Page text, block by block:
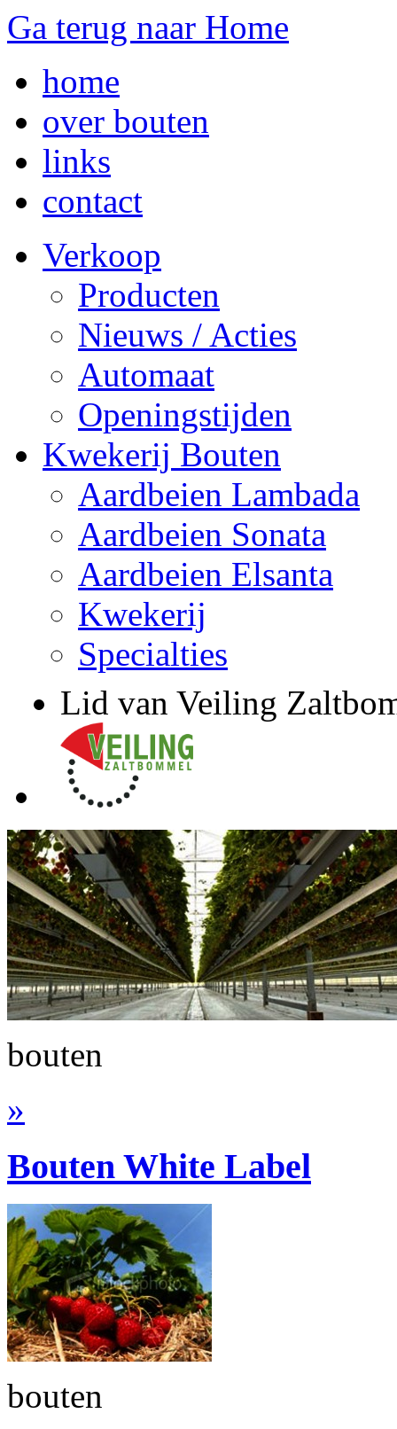
Ga terug naar Home
home
over bouten
links
contact
Verkoop
Producten
Nieuws / Acties
Automaat
Openingstijden
Kwekerij Bouten
Aardbeien Lambada
Aardbeien Sonata
Aardbeien Elsanta
Kwekerij
Specialties
Lid van Veiling
bouten
»
Bouten White Label
bouten